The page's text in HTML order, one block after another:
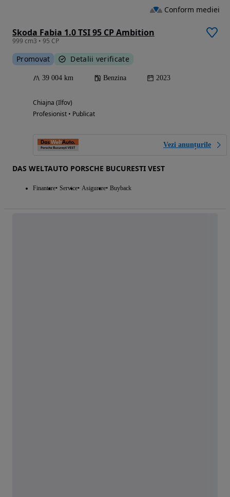
Skoda Fabia 1.0 TSI 95 CP Ambition
999 cm3 • 95 CP
Promovat Detalii verificate
39 004 km Benzina 2023
Chiajna (Ilfov)
Profesionist • Publicat
Vezi anunțurile
DAS WELTAUTO PORSCHE BUCURESTI VEST
Finantare Service Asigurare Buyback
Conform mediei